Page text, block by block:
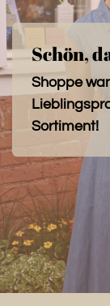
Schön,
Shoppe
Sortiment!